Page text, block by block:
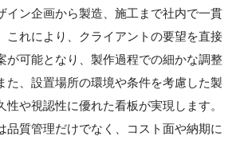
イン企画から製造、施工まで社内で一貫
これにより、クライアントの要望を直接
が可能となり、製作過程での細かな調整
た、設置場所の環境や条件を考慮した製
性や視認性に優れた看板が実現します。
品質管理だけでなく、コスト面や納期に